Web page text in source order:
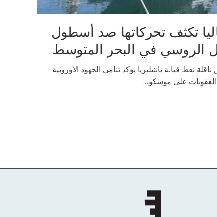
تكثف تحركاتها ضد أسطول
الروسي في البحر المتوسط
نفط قبالة بانتيليريا يؤكد تنامي الجهود الأوروبية
على موسكو...